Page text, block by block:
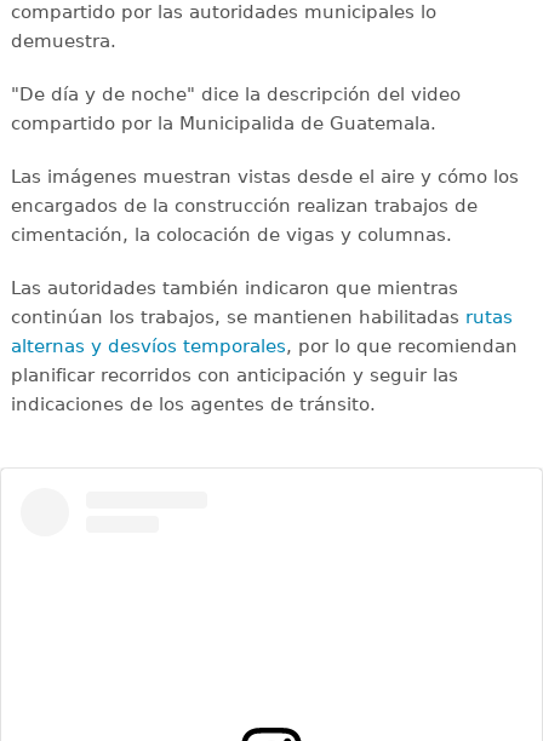
compartido por las autoridades municipales lo
demuestra.
"De día y de noche" dice la descripción del video
compartido por la Municipalida de Guatemala.
Las imágenes muestran vistas desde el aire y cómo los
encargados de la construcción realizan trabajos de
cimentación, la colocación de vigas y columnas.
Las autoridades también indicaron que mientras
continúan los trabajos, se mantienen habilitadas rutas
alternas y desvíos temporales, por lo que recomiendan
planificar recorridos con anticipación y seguir las
indicaciones de los agentes de tránsito.